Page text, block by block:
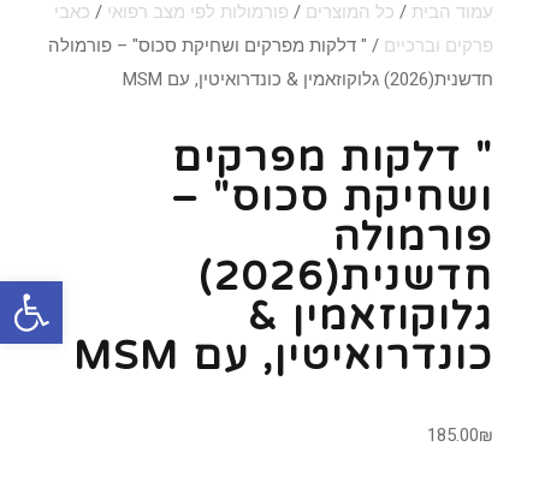
עמוד הבית / כל המוצרים / פורמולות לפי מצב רפואי / כאבי
פרקים וברכיים / " דלקות מפרקים ושחיקת סכוס" – פורמולה
חדשנית(2026) גלוקוזאמין & כונדרואיטין, עם MSM
" דלקות מפרקים
ושחיקת סכוס" –
פורמולה
חדשנית(2026)
גלוקוזאמין &
כונדרואיטין, עם MSM
185.00₪
פתח